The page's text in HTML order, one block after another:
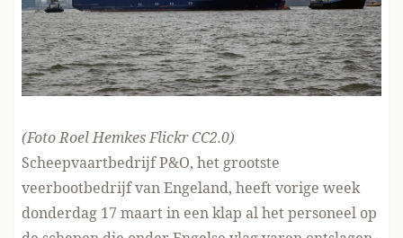
(FotoRoel Hemkes Flickr CC2.0)
Scheepvaartbedrijf P&O, het grootste
veerbootbedrijf van Engeland, heeft vorige week
donderdag 17 maart in een klap al het personeel op